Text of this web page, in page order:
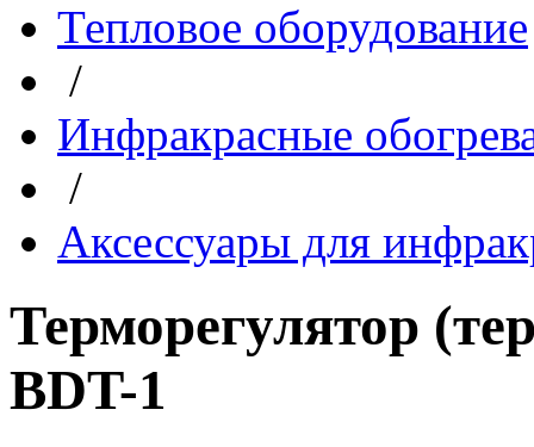
Тепловое оборудование
/
Инфракрасные
/
Аксессуары для
Терморегулятор
BDT-1